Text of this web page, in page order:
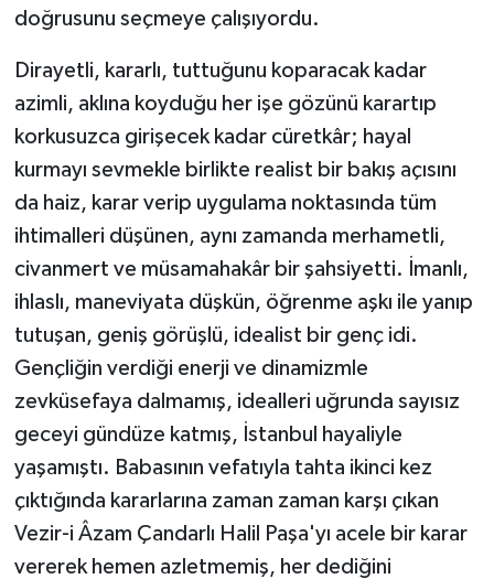
doğrusunu seçmeye çalışıyordu.
Dirayetli, kararlı, tuttuğunu koparacak kadar
azimli, aklına koyduğu her işe gözünü karartıp
korkusuzca girişecek kadar cüretkâr; hayal
kurmayı sevmekle birlikte realist bir bakış açısını
da haiz, karar verip uygulama noktasında tüm
ihtimalleri düşünen, aynı zamanda merhametli,
civanmert ve müsamahakâr bir şahsiyetti. İmanlı,
ihlaslı, maneviyata düşkün, öğrenme aşkı ile yanıp
tutuşan, geniş görüşlü, idealist bir genç idi.
Gençliğin verdiği enerji ve dinamizmle
zevküsefaya dalmamış, idealleri uğrunda sayısız
geceyi gündüze katmış, İstanbul hayaliyle
yaşamıştı. Babasının vefatıyla tahta ikinci kez
çıktığında kararlarına zaman zaman karşı çıkan
Vezir-i Âzam Çandarlı Halil Paşa'yı acele bir karar
vererek hemen azletmemiş, her dediğini